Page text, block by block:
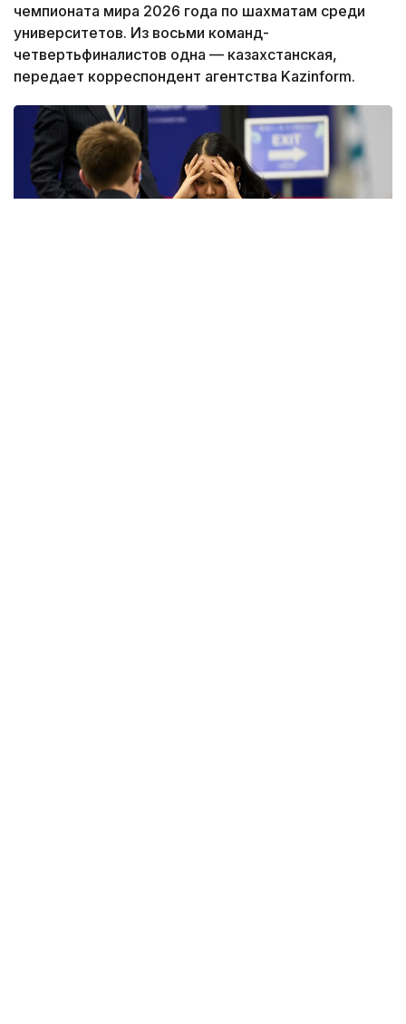
чемпионата мира 2026 года по шахматам среди
университетов. Из восьми команд-
четвертьфиналистов одна — казахстанская,
передает корреспондент агентства Kazinform.